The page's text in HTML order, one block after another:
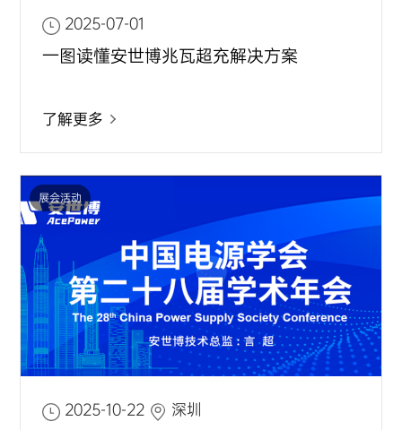
2025-07-01
一图读懂安世博兆瓦超充解决方案
了解更多
展会活动
2025-10-22 深圳